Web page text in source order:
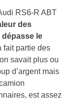
RS6-R ABT
des
le
fait partie des
savait plus ou
d’argent mais
est assez